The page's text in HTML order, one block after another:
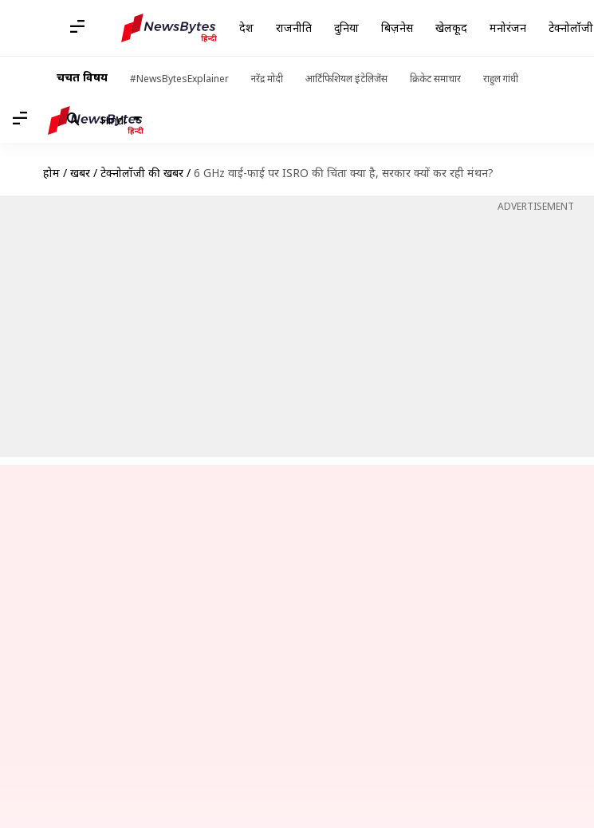
देश राजनीति दुनिया बिज़नेस खेलकूद मनोरंजन टेक्नोलॉजी
चर्चित विषय #NewsBytesExplainer नरेंद्र मोदी आर्टिफिशियल इंटेलिजेंस क्रिकेट समाचार राहुल गांधी
Hindi
होम / खबरें / टेक्नोलॉजी की खबरें / 6 GHz वाई-फाई पर ISRO की चिंता क्या है, सरकार क्यों कर रही मंथन?
ADVERTISEMENT